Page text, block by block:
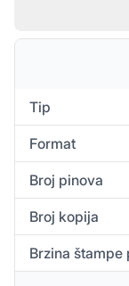
Tip
Format
Broj pinova
Broj kopija
Brzina štampe